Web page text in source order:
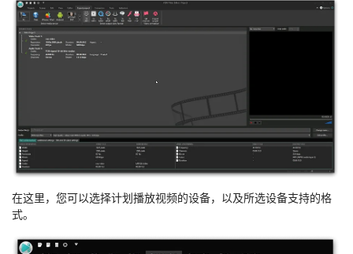
在这里，您可以选择计划播放视频的设备，以及所选设备支持的格
式。